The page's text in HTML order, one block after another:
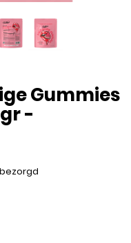
Gummies
-